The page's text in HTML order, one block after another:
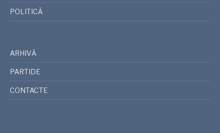
POLITICĂ
ARHIVĂ
PARTIDE
CONTACTE